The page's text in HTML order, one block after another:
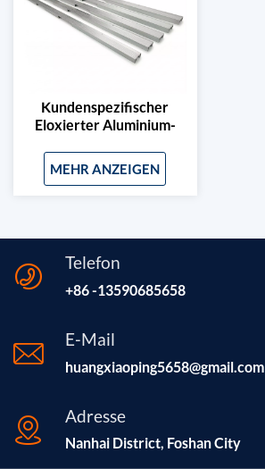
Kundenspezifischer
Eloxierter Aluminium-
MEHR ANZEIGEN
Telefon
+86 -13590685658
E-Mail
huangxiaoping5658@gmail.com
Adresse
Nanhai District, Foshan City